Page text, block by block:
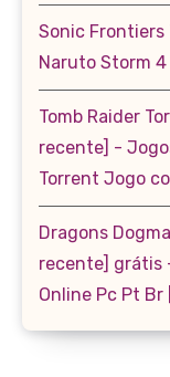
Sonic Frontiers
Naruto Storm
Tomb Raider
recente] -
Torrent Jogo
Dragons
recente] grátis
Online Pc Pt Br